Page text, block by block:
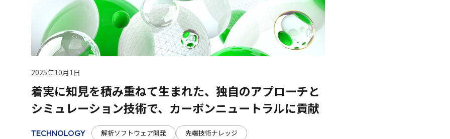
2025年10月1日
着実に知見を積み重ねて生まれた、独自のアプローチと
シミュレーション技術で、カーボンニュートラルに貢献
TECHNOLOGY 解析ソフトウェア開発 先端技術ナレッジ